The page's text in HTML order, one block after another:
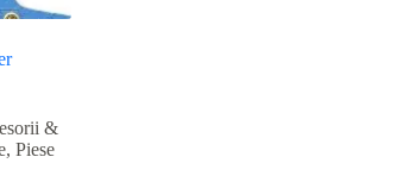
&
, Piese